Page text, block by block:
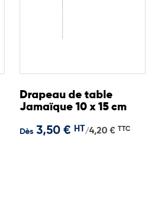
Drapeau de table
Jamaïque 10 x 15 cm
Dès 3,50 € HT/4,20 € TTC